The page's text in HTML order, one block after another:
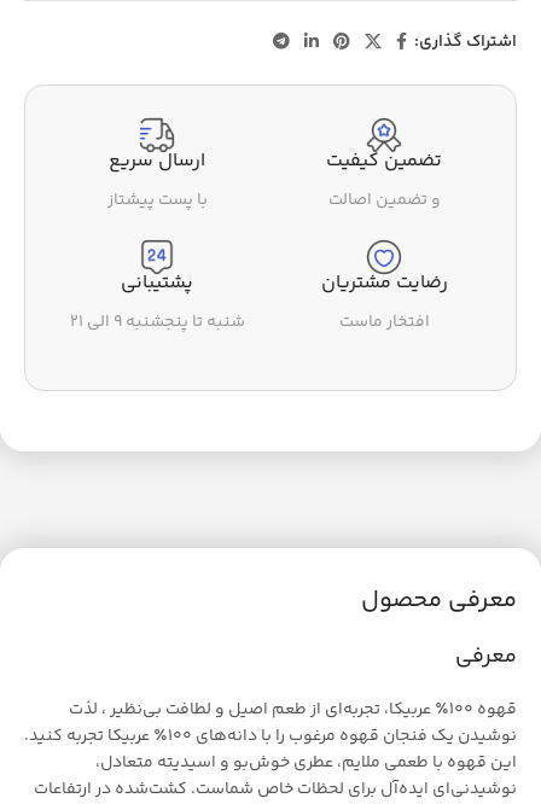
اشتراک گذاری:
تضمین کیفیت
و تضمین اصالت
ارسال سریع
با پست پیشتاز
رضایت مشتریان
افتخار ماست
پشتیبانی
شنبه تا پنجشنبه ۹ الی ۲۱
معرفی محصول
معرفی
قهوه ۱۰۰٪ عربیکا، تجربه‌ای از طعم اصیل و لطافت بی‌نظیر ، لذت
نوشیدن یک فنجان قهوه مرغوب را با دانه‌های ۱۰۰٪ عربیکا تجربه کنید.
این قهوه با طعمی ملایم، عطری خوش‌بو و اسیدیته متعادل،
نوشیدنی‌ای ایده‌آل برای لحظات خاص شماست. کشت‌شده در ارتفاعات